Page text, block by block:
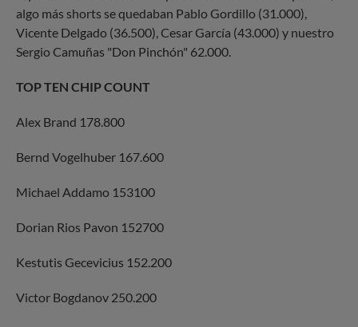
algo más shorts se quedaban Pablo Gordillo (31.000),
Vicente Delgado (36.500), Cesar García (43.000) y nuestro
Sergio Camuñas "Don Pinchón" 62.000.
TOP TEN CHIP COUNT
Alex Brand 178.800
Bernd Vogelhuber 167.600
Michael Addamo 153100
Dorian Rios Pavon 152700
Kestutis Gecevicius 152.200
Victor Bogdanov 250.200